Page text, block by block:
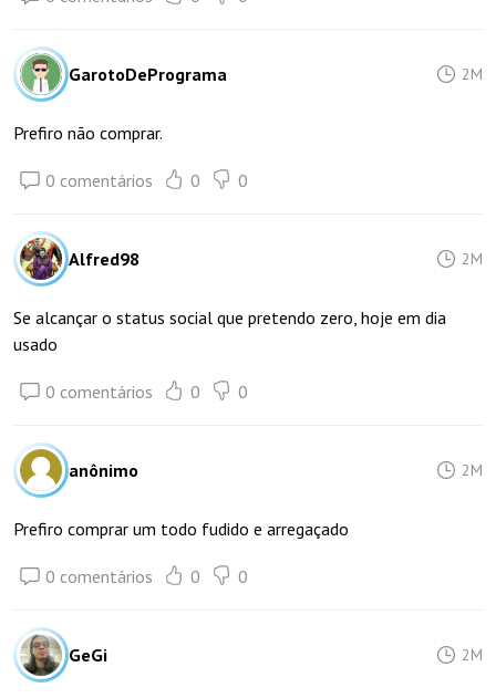
GarotoDePrograma 2M
Prefiro não comprar.
0 comentários 0 0
Alfred98 2M
Se alcançar o status social que pretendo zero, hoje em dia
usado
0 comentários 0 0
anônimo 2M
Prefiro comprar um todo fudido e arregaçado
0 comentários 0 0
GeGi 2M